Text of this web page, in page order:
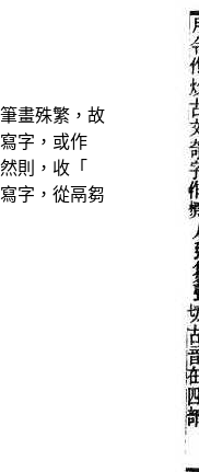
畫殊繁，故
，或作
則，收「
，從鬲芻